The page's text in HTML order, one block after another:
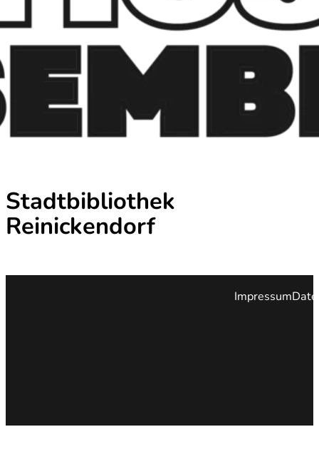
Stadtbibliothek
Reinickendorf
Impressum